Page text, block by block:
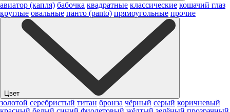
авиатор (капля) бабочка квадратные классические кошачий глаз
круглые овальные панто (panto) прямоугольные прочие
Цвет
золотой серебристый титан бронза чёрный серый коричневый